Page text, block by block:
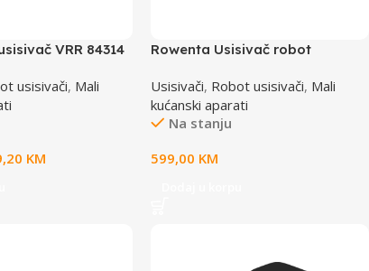
VRR 84314
usisivači, Mali
KM
Rowenta Usisivač robot
Usisivači, Robot usisivači, Mali
kućanski aparati
Na stanju
599,00 KM